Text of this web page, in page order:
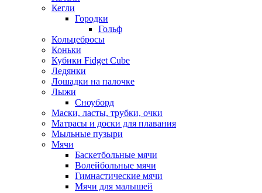
Кегли
Городки
Гольф
Кольцебросы
Коньки
Кубики Fidget Cube
Ледянки
Лошадки на палочке
Лыжи
Сноуборд
Маски, ласты, трубки, очки
Матрасы и доски для плавания
Мыльные пузыри
Мячи
Баскетбольные мячи
Волейбольные мячи
Гимнастические мячи
Мячи для малышей